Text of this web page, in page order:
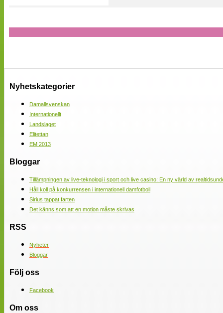
Nyhetskategorier
Damallsvenskan
Internationellt
Landslaget
Elitettan
EM 2013
Bloggar
Tillämpningen av live-teknologi i sport och live casino: En ny värld av
Håll koll på konkurrensen i internationell damfotboll
Sirius tappat farten
Det känns som att en motion måste skrivas
RSS
Nyheter
Bloggar
Följ oss
Facebook
Om oss